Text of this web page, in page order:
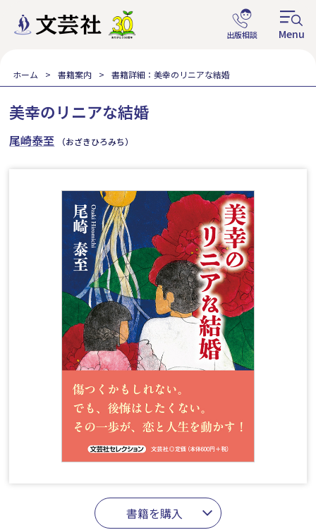
ホーム 書籍案内 書籍詳細：美幸のリニアな結婚
美幸のリニアな結婚
尾崎泰至 （おざきひろみち）
書籍を購入